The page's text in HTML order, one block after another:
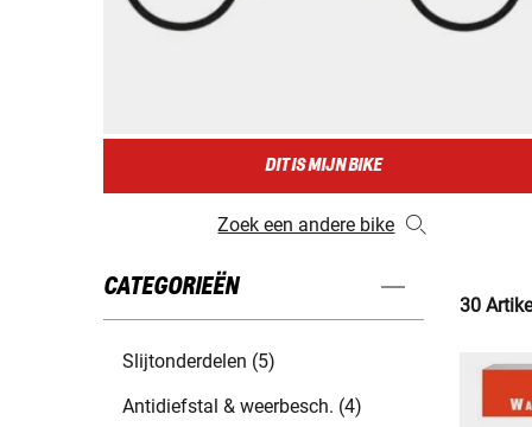
DIT IS MIJN BIKE
Zoek een andere bike
CATEGORIEËN
Slijtonderdelen (5)
Antidiefstal & weerbesch. (4)
30